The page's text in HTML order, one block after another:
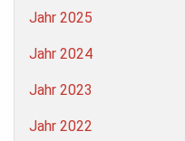
Jahr 2025
Jahr 2024
Jahr 2023
Jahr 2022